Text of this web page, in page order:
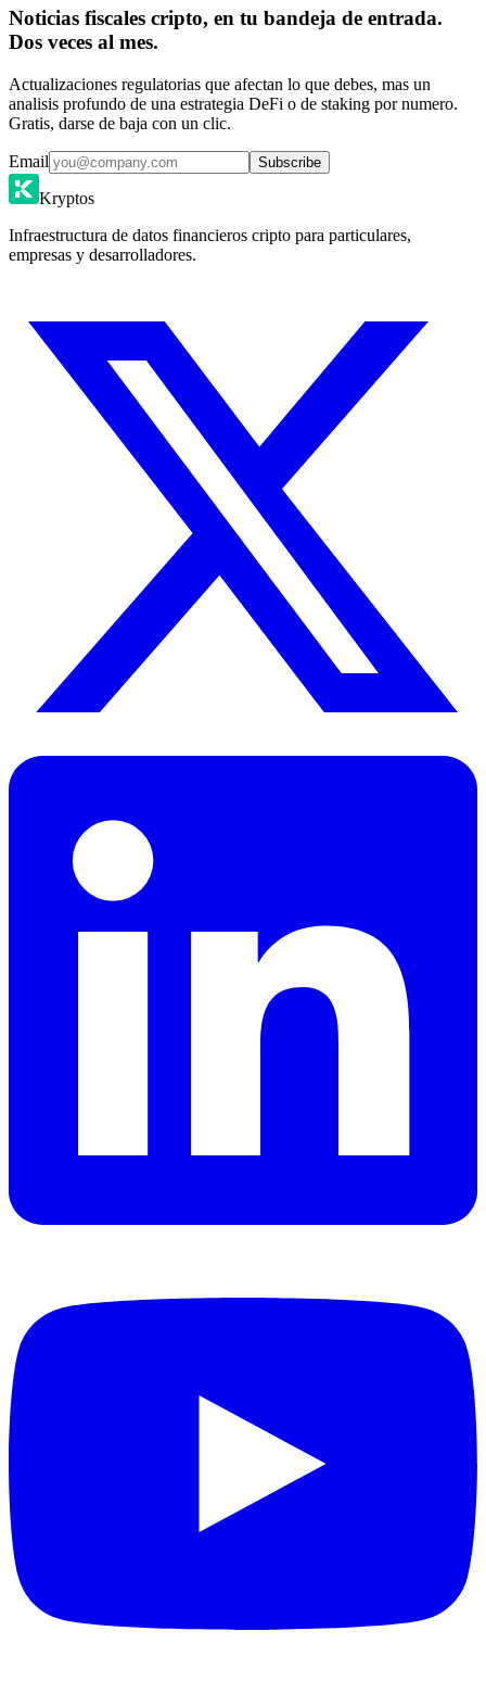
Noticias fiscales cripto, en tu bandeja de entrada.
Dos veces al mes.
Actualizaciones regulatorias que afectan lo que debes, mas un
analisis profundo de una estrategia DeFi o de staking por numero.
Gratis, darse de baja con un clic.
Email Subscribe
Kryptos
Infraestructura de datos financieros cripto para particulares,
empresas y desarrolladores.